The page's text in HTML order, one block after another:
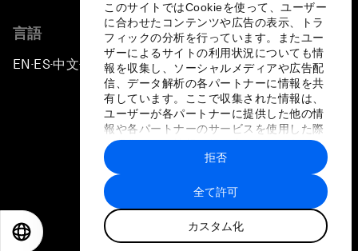
このサイトではCookieを使って、ユーザー
に合わせたコンテンツや広告の表示、トラ
フィックの分析を行っています。またユー
ザーによるサイトの利用状況についても情
報を収集し、ソーシャルメディアや広告配
信、データ解析の各パートナーに情報を共
有しています。ここで収集された情報は、
ユーザーが各パートナーに提供した他の情
報や各パートナーのサービスを使用した際
に収集された情報と組み合わされ、各パー
トナーによって使用されることがありま
す。
全て許可
カスタム化
拒否
言語
EN ▪ES▪中文▪ 日本語
プライバシーポリシーと利用規約
サイトマップ
©
世界経済フォーラム